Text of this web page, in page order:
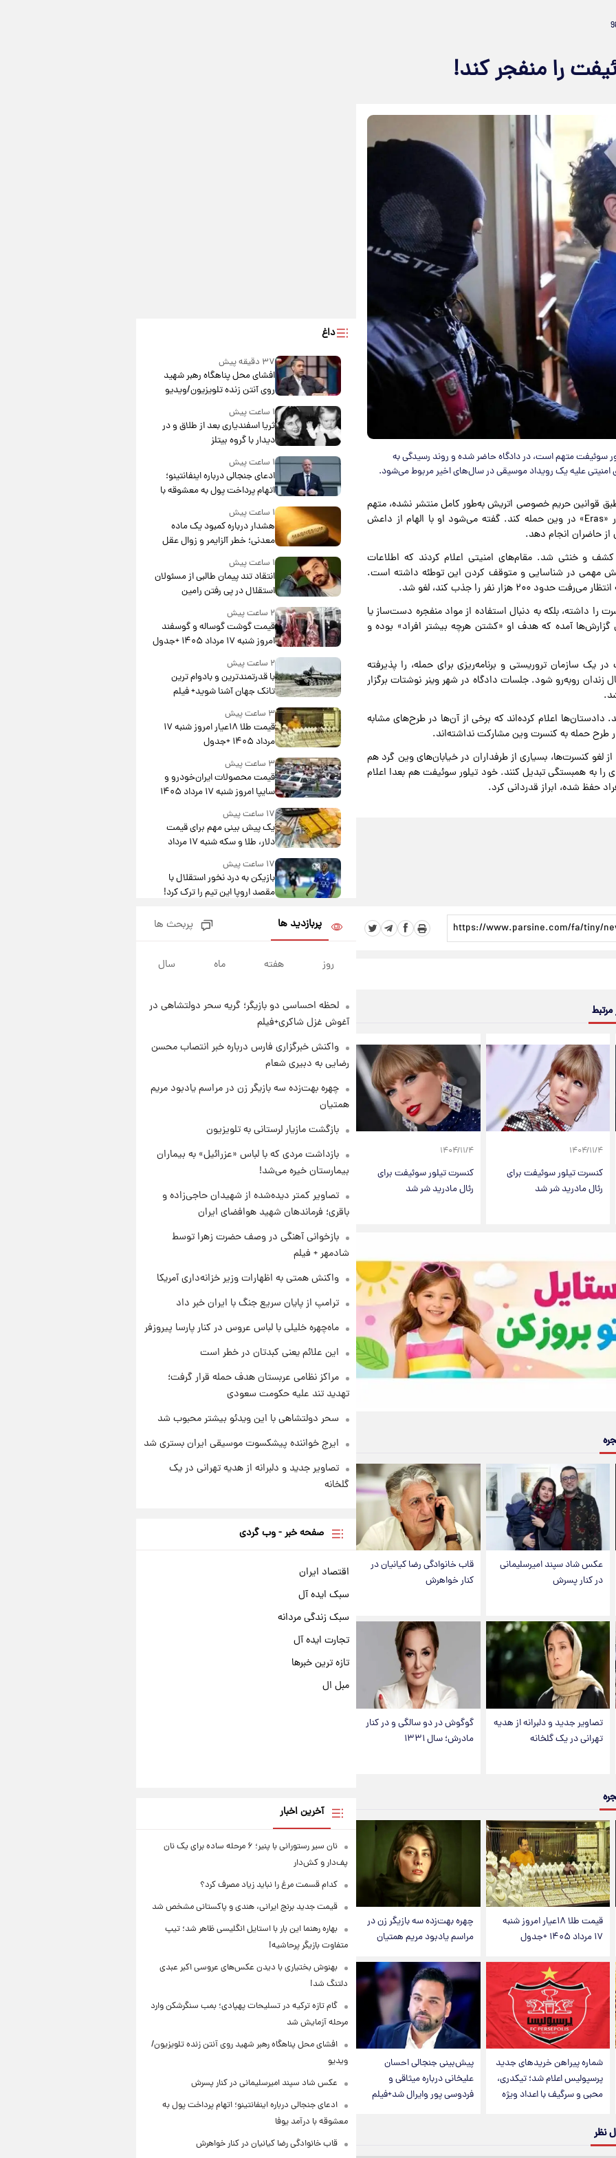
را منفجر کند!
سوئیفت متهم است، در دادگاه حاضر شده و روند رسیدگی به
امنیتی علیه یک رویداد موسیقی در سال‌های اخیر مربوط می‌شود.
۲۱ ساله که نام او طبق قوانین حریم خصوصی اتریش به‌طور کامل منتشر نشده، متهم
است که در سال ۲۰۲۴ قصد داشته به یکی از کنسرت‌های تور «Eras» در وین حمله کند. گفته می‌شود او با الهام از داعش
از حاضران انجام دهد.
و خنثی شد. مقام‌های امنیتی اعلام کردند که اطلاعات
نقش مهمی در شناسایی و متوقف کردن این توطئه داشته است.
نفر را جذب کند، لغو شد.
داشته، بلکه به دنبال استفاده از مواد منفجره دست‌ساز یا
آمده که هدف او «کشتن هرچه بیشتر افراد» بوده و
یک سازمان تروریستی و برنامه‌ریزی برای حمله، را پذیرفته
صورت محکومیت، او ممکن است با مجازاتی تا ۲۰ سال زندان روبه‌رو شود. جلسات دادگاه در شهر وینر نوشتات برگزار
اعلام کرده‌اند که برخی از آن‌ها در طرح‌های مشابه
طرح حمله به کنسرت وین مشارکت نداشته‌اند.
کنسرت‌ها، بسیاری از طرفداران در خیابان‌های وین گرد هم
به همبستگی تبدیل کنند. خود تیلور سوئیفت هم بعدا اعلام
حفظ شده، ابراز قدردانی کرد.
مرتبط
۱۴۰۴/۱۱/۴
کنسرت تیلور سوئیفت برای
رئال مادرید شر شد
۱۴۰۴/۱۱/۴
کنسرت تیلور سوئیفت برای
رئال مادرید شر شد
عکس شاد سپند امیرسلیمانی
در کنار پسرش
قاب خانوادگی رضا کیانیان در
کنار خواهرش
تصاویر جدید و دلبرانه از هدیه
تهرانی در یک گلخانه
گوگوش در دو سالگی و در کنار
مادرش؛ سال ۱۳۳۱
قیمت طلا ۱۸عیار امروز شنبه
۱۷ مرداد ۱۴۰۵ +جدول
چهره بهت‌زده سه بازیگر زن در
مراسم یادبود مریم همتیان
شماره پیراهن خریدهای جدید
پرسپولیس اعلام شد؛ تیکدری،
محبی و سرگیف با اعداد ویژه
پیش‌بینی جنجالی احسان
علیخانی درباره میثاقی و
فردوسی پور وایرال شد+فیلم
نظر
داغ
۳۷ دقیقه پیش
افشای محل پناهگاه‌ رهبر شهید
روی آنتن زنده تلویزیون/ویدیو
۱ ساعت پیش
ثریا اسفندیاری بعد از طلاق و در
دیدار با گروه بیتلز
۱ ساعت پیش
ادعای جنجالی درباره اینفانتینو؛
اتهام پرداخت پول به معشوقه با
درآمد یوفا
۱ ساعت پیش
هشدار درباره کمبود یک ماده
معدنی؛ خطر آلزایمر و زوال عقل
افزایش می‌یابد؟
۱ ساعت پیش
انتقاد تند پیمان طالبی از مسئولان
استقلال در پی رفتن رامین
۲ ساعت پیش
قیمت گوشت گوساله و گوسفند
امروز شنبه ۱۷ مرداد ۱۴۰۵ +جدول
۲ ساعت پیش
با قدرتمندترین و بادوام ترین
تانک جهان آشنا شوید+ فیلم
۳ ساعت پیش
قیمت طلا ۱۸عیار امروز شنبه ۱۷
مرداد ۱۴۰۵ +جدول
۳ ساعت پیش
قیمت محصولات ایران‌خودرو و
سایپا امروز شنبه ۱۷ مرداد ۱۴۰۵
۱۷ ساعت پیش
یک پیش ‌بینی مهم برای قیمت
دلار، طلا و سکه شنبه ۱۷ مرداد
۱۴۰۵
۱۷ ساعت پیش
بازیکن به درد نخور استقلال با
مقصد اروپا این تیم را ترک کرد!
تصاویر کمتر دیده‌شده از شهیدان
حاجی‌زاده و باقری؛ فرماندهان
شهید هوافضای ایران
۱ روز پیش
منتشر شد
۱ روز پیش
جدول قیمت ایران‌خودرو امروز
جمعه ۱۶ مرداد؛ قیمت‌ها تغییر کرد
۱ روز پیش
مرداد ۱۴۰۵ +جدول
پربازدید ها پربحث ها
روز هفته ماه سال
لحظه احساسی دو بازیگر؛ گریه سحر دولتشاهی در
آغوش غزل شاکری+فیلم
واکنش خبرگزاری فارس درباره خبر انتصاب محسن
رضایی به دبیری شعام
چهره بهت‌زده سه بازیگر زن در مراسم یادبود مریم
همتیان
بازگشت مازیار لرستانی به تلویزیون
بازداشت مردی که با لباس «عزرائیل» به بیماران
بیمارستان خیره می‌شد!
تصاویر کمتر دیده‌شده از شهیدان حاجی‌زاده و
باقری؛ فرماندهان شهید هوافضای ایران
بازخوانی آهنگی در وصف حضرت زهرا توسط
شادمهر + فیلم
واکنش همتی به اظهارات وزیر خزانه‌داری آمریکا
ترامپ از پایان سریع جنگ با ایران خبر داد
ماه‌چهره خلیلی با لباس عروس در کنار پارسا پیروزفر
این علائم یعنی کبدتان در خطر است
مراکز نظامی عربستان هدف حمله قرار گرفت؛
تهدید تند علیه حکومت سعودی
سحر دولتشاهی با این ویدئو بیشتر محبوب شد
ایرج خواننده پیشکسوت موسیقی ایران بستری شد
تصاویر جدید و دلبرانه از هدیه تهرانی در یک
گلخانه
صفحه خبر - وب گردی
اقتصاد ایران
سبک ایده آل
سبک زندگی مردانه
تجارت ایده آل
تازه ترین خبرها
مبل ال
آخرین اخبار
نان سیر رستورانی با پنیر؛ ۶ مرحله ساده برای یک نان
پف‌دار و کش‌دار
کدام قسمت مرغ را نباید زیاد مصرف کرد؟
قیمت جدید برنج ایرانی، هندی و پاکستانی مشخص شد
بهاره رهنما این بار با استایل انگلیسی ظاهر شد؛ تیپ
متفاوت بازیگر پرحاشیه!
بهنوش بختیاری با دیدن عکس‌های عروسی اکبر عبدی
دلتنگ شد!
گام تازه ترکیه در تسلیحات پهپادی؛ بمب سنگرشکن وارد
مرحله آزمایش شد
افشای محل پناهگاه‌ رهبر شهید روی آنتن زنده تلویزیون/
ویدیو
عکس شاد سپند امیرسلیمانی در کنار پسرش
ادعای جنجالی درباره اینفانتینو؛ اتهام پرداخت پول به
معشوقه با درآمد یوفا
قاب خانوادگی رضا کیانیان در کنار خواهرش